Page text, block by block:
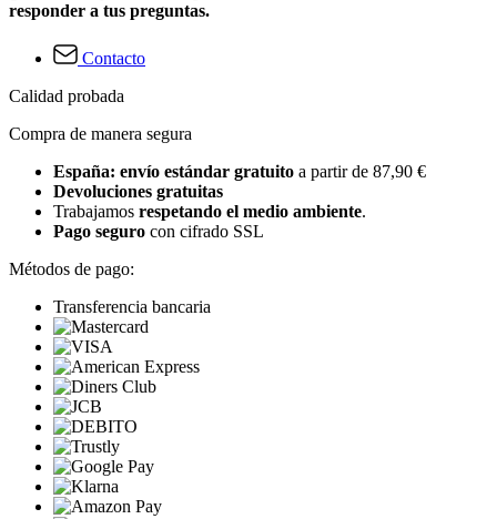
responder a tus preguntas.
Contacto
Calidad probada
Compra de manera segura
España: envío estándar gratuito a partir de 87,90 €
Devoluciones gratuitas
Trabajamos respetando el medio ambiente.
Pago seguro con cifrado SSL
Métodos de pago:
Transferencia bancaria